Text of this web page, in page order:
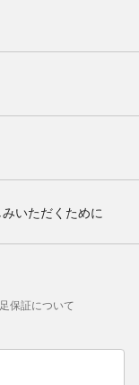
いただくために
保証について